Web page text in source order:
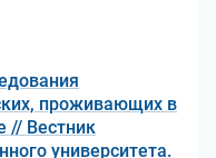
проживающих в
// Вестник
университета.